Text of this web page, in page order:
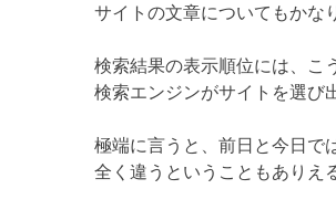
サイトの文章についてもかな
検索結果の表示順位には、こ
検索エンジンがサイトを選び
極端に言うと、前日と今日で
全く違うということもありえ